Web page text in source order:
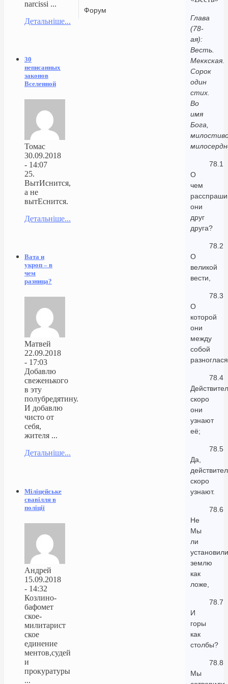
Форум
Глава
(78-
ая):
Весть.
Меккская.
Сорок
один
стих.
Во
имя
Бога,
78.1
О
чем
они
друг
друга?
78.2
О
великой
вести,
78.3
О
которой
они
между
собой
78.4
скоро
они
узнают
её;
78.5
Да,
скоро
узнают.
78.6
Не
Мы
ли
установили
землю
как
ложе,
78.7
И
горы
как
столбы?
78.8
Мы
narcissi ...
Детальніше...
30
неписанных
законов
Вселенной
Томас
30.09.2018
- 14:07
25.
ВытИснится,
а не
вытЕснится.
Детальніше...
Вата и
укроп – в
чем
разница?
Матвей
22.09.2018
- 17:03
Добавлю
свеженького
в эту
полубредятину.
И добавлю
чисто от
себя,
жителя ...
Детальніше...
Міліцейське
свавілля в
поліції
Андрей
15.09.2018
- 14:32
Козлино-
бафомет
ское-
милитарист
ское
единение
ментов,судей
и
прокуратуры
...